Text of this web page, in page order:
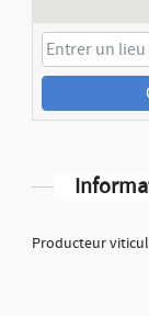
Producteur